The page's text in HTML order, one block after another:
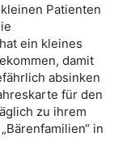
Patienten
ein kleines
damit
absinken
für den
zu ihrem
in